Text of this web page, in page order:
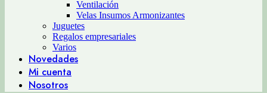
Ventilación
Velas Insumos Armonizantes
Juguetes
Regalos empresariales
Varios
Novedades
Mi cuenta
Nosotros